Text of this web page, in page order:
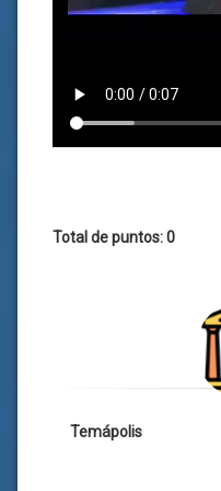
Total de puntos: 0
Temápolis